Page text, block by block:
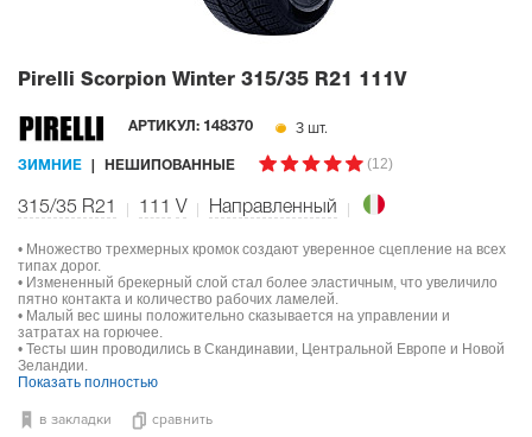
Pirelli Scorpion Winter 315/35 R21 111V
АРТИКУЛ: 148370 3 шт.
ЗИМНИЕ НЕШИПОВАННЫЕ (12)
315/35 R21 111 V Направленный
• Множество трехмерных кромок создают уверенное сцепление на всех
типах дорог.
• Измененный брекерный слой стал более эластичным, что увеличило
пятно контакта и количество рабочих ламелей.
• Малый вес шины положительно сказывается на управлении и
затратах на горючее.
• Тесты шин проводились в Скандинавии, Центральной Европе и Новой
Зеландии.
Показать полностью
в закладки сравнить